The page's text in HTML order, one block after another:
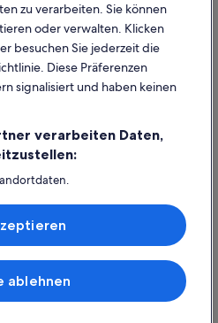
Inhalten
Gutschrift bei der Fluggesellschaft
der Expedia Group. Alle Rechte
Logo sind Handelsmarken oder
zu verarbeiten. Sie können
oder verwalten. Klicken
besuchen Sie jederzeit die
Diese Präferenzen
signalisiert und haben keinen
verarbeiten Daten,
auf Informationen auf einem
Werbung und Inhalte, Messung
Performance von Inhalten,
ablehnen